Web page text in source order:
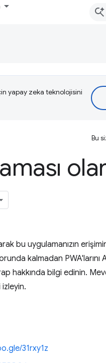
yapay zeka teknolojisini
Bu
bu uygulamanızın
kalmadan PWA'larını
hakkında bilgi edinin.
31rxy1z